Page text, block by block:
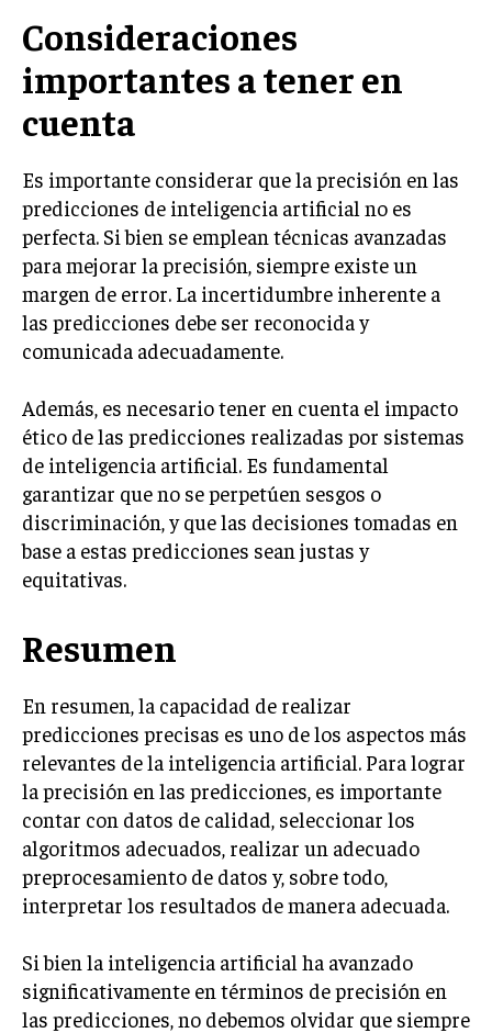
Consideraciones
importantes a tener en
cuenta
Es importante considerar que la precisión en las
predicciones de inteligencia artificial no es
perfecta. Si bien se emplean técnicas avanzadas
para mejorar la precisión, siempre existe un
margen de error. La incertidumbre inherente a
las predicciones debe ser reconocida y
comunicada adecuadamente.
Además, es necesario tener en cuenta el impacto
ético de las predicciones realizadas por sistemas
de inteligencia artificial. Es fundamental
garantizar que no se perpetúen sesgos o
discriminación, y que las decisiones tomadas en
base a estas predicciones sean justas y
equitativas.
Resumen
En resumen, la capacidad de realizar
predicciones precisas es uno de los aspectos más
relevantes de la inteligencia artificial. Para lograr
la precisión en las predicciones, es importante
contar con datos de calidad, seleccionar los
algoritmos adecuados, realizar un adecuado
preprocesamiento de datos y, sobre todo,
interpretar los resultados de manera adecuada.
Si bien la inteligencia artificial ha avanzado
significativamente en términos de precisión en
las predicciones, no debemos olvidar que siempre